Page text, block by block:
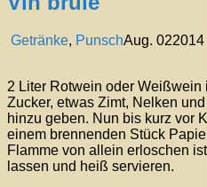
Getränke, PunschAug. 022014
2 Liter Rotwein oder Weißwein
Zucker, etwas Zimt, Nelken
hinzu geben. Nun bis kurz vor
einem brennenden Stück
Flamme von allein erloschen
lassen und heiß servieren.